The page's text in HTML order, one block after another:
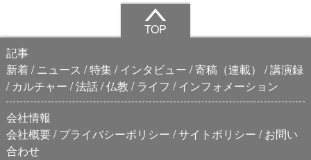
TOP
記事
新着
ニュース 特集 インタビュー 寄稿（連載）
講演録
カルチャー 法話 仏教 ライフ
インフォメーション
会社情報
会社概要 プライバシーポリシー サイトポリシー
お問い
合わせ